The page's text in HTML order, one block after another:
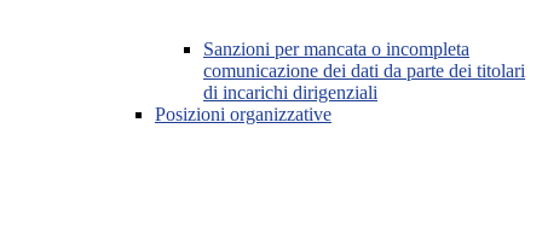
Sanzioni per mancata o incompleta
comunicazione dei dati da parte dei titolari
di incarichi dirigenziali
Posizioni organizzative